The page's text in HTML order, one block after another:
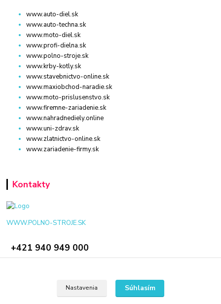
www.auto-diel.sk
www.auto-techna.sk
www.moto-diel.sk
www.profi-dielna.sk
www.polno-stroje.sk
www.krby-kotly.sk
www.stavebnictvo-online.sk
www.maxiobchod-naradie.sk
www.moto-prislusenstvo.sk
www.firemne-zariadenie.sk
www.nahradnediely.online
www.uni-zdrav.sk
www.zlatnictvo-online.sk
www.zariadenie-firmy.sk
Kontakty
WWW.POLNO-STROJE.SK
+421 940 949 000
Nastavenia Súhlasím